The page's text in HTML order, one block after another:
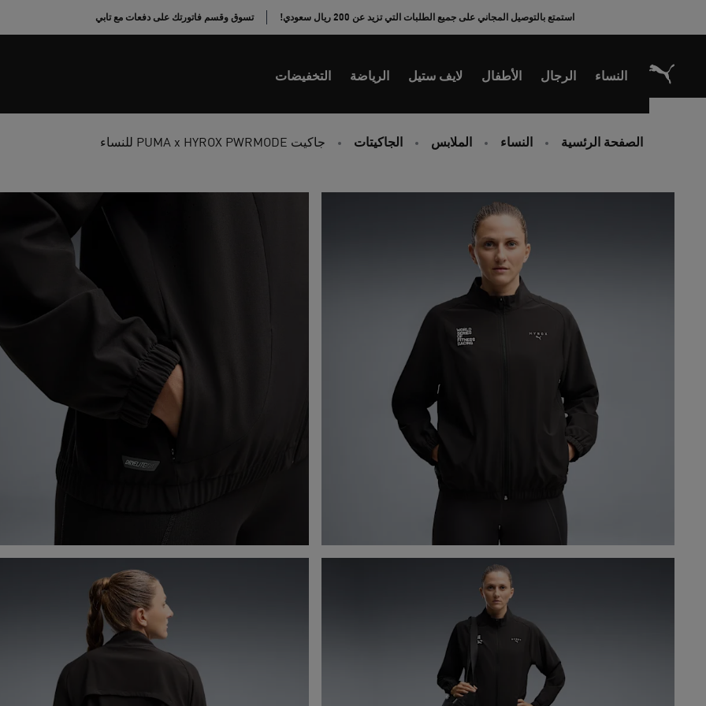
استمتع بالتوصيل المجاني على جميع الطلبات التي تزيد عن 200 ريال سعودي! تسوق وقسم فاتورتك على دفعات مع تابي
النساء الرجال الأطفال لايف ستيل الرياضة التخفيضات
الصفحة الرئسية النساء الملابس الجاكيتات جاكيت PUMA x HYROX PWRMODE للنساء